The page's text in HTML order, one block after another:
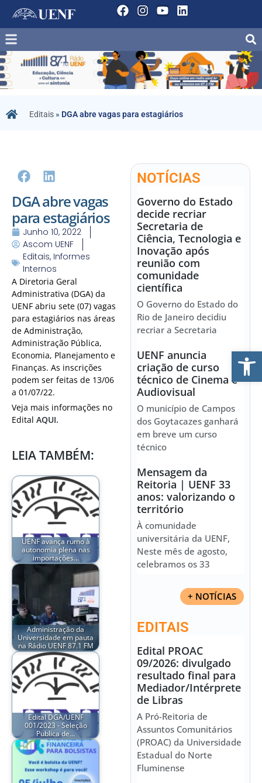
Editais » DGA abre vagas para estagiários
DGA abre vagas
para estagiários
Junho 10, 2022
Ascom UENF
Editais, Informes
Internos
A Diretoria Geral
Administrativa (DGA) da
UENF abriu sete (07) vagas
para estagiários nas áreas
de Administração,
Administração Pública,
Economia, Planejamento e
Finanças. As inscrições
podem ser feitas de 13/06
a 01/07/22.
Veja mais informações no
Edital AQUI.
LEIA TAMBÉM:
UENF avança rumo à
autonomia plena nas
importações…
Administração da
Universidade em pauta
na Rádio UENF 87.1 FM
Edital DGA/UENF
001/2023 - Seleção
Publica de…
NOTÍCIAS
Governo do Estado
decide recriar
Secretaria de
Ciência, Tecnologia e
Inovação após
reunião com
comunidade
científica
O Governo do Estado do
Rio de Janeiro decidiu
recriar a Secretaria
UENF anuncia
criação de curso
técnico de Cinema e
Audiovisual
O município de Campos
dos Goytacazes ganhará
em breve um curso
técnico
Mensagem da
Reitoria | UENF 33
anos: valorizando o
território
À comunidade
universitária da UENF,
Neste mês de agosto,
celebramos os 33
+ NOTÍCIAS
EDITAIS
Edital PROAC
09/2026: divulgado
resultado final para
Mediador/Intérprete
de Libras
A Pró-Reitoria de
Assuntos Comunitários
(PROAC) da Universidade
Estadual do Norte
Fluminense